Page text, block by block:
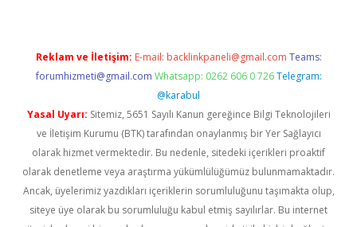
Reklam ve İletişim: E-mail: backlinkpaneli@gmail.com Teams:
forumhizmeti@gmail.com Whatsapp: 0262 606 0 726 Telegram:
@karabul
Yasal Uyarı: Sitemiz, 5651 Sayılı Kanun gereğince Bilgi Teknolojileri
ve İletişim Kurumu (BTK) tarafından onaylanmış bir Yer Sağlayıcı
olarak hizmet vermektedir. Bu nedenle, sitedeki içerikleri proaktif
olarak denetleme veya araştırma yükümlülüğümüz bulunmamaktadır.
Ancak, üyelerimiz yazdıkları içeriklerin sorumluluğunu taşımakta olup,
siteye üye olarak bu sorumluluğu kabul etmiş sayılırlar. Bu internet